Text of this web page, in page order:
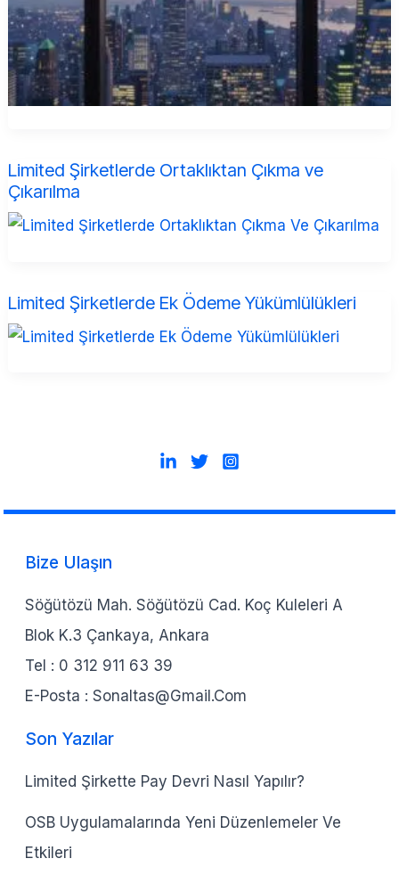
Limited Şirketlerde Ortaklıktan Çıkma ve
Çıkarılma
Limited Şirketlerde Ek Ödeme Yükümlülükleri
Bize Ulaşın
Söğütözü Mah. Söğütözü Cad. Koç Kuleleri A
Blok K.3 Çankaya, Ankara
Tel : 0 312 911 63 39
E-Posta : Sonaltas@gmail.com
Son Yazılar
Limited Şirkette Pay Devri Nasıl Yapılır?
OSB Uygulamalarında Yeni Düzenlemeler Ve
Etkileri